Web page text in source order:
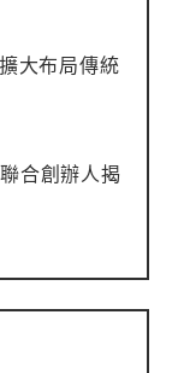
大布局傳統
合創辦人揭